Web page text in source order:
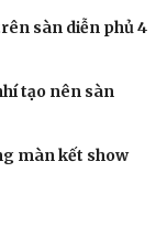
trang ấn
trong không